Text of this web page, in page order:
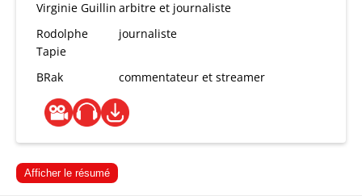
Virginie Guillin arbitre et journaliste
Rodolphe
Tapie
journaliste
BRak commentateur et streamer
Afficher le résumé